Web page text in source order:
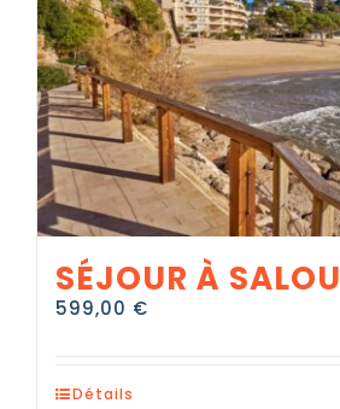
SÉJOUR À SALOU
599,00 €
Détails